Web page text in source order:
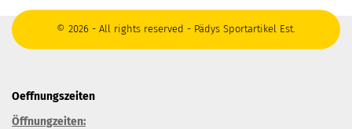
© 2026 - All rights reserved - Pädys Sportartikel Est.
Oeffnungszeiten
Öffnungzeiten: